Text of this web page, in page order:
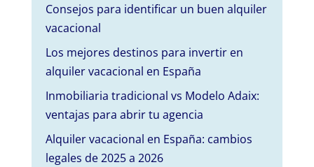
Consejos para identificar un buen alquiler
vacacional
Los mejores destinos para invertir en
alquiler vacacional en España
Inmobiliaria tradicional vs Modelo Adaix:
ventajas para abrir tu agencia
Alquiler vacacional en España: cambios
legales de 2025 a 2026